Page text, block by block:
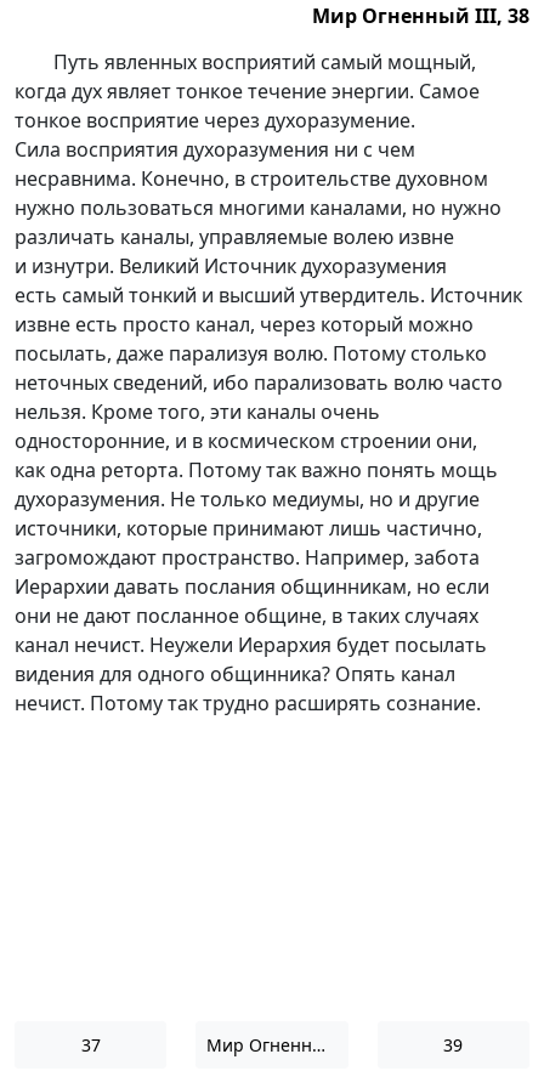
Мир Огненный III, 38
Мир Огненный III, 38.
Путь явленных восприятий самый мощный,
когда дух являет тонкое течение энергии. Самое
тонкое восприятие через духоразумение.
Сила восприятия духоразумения ни с чем
несравнима. Конечно, в строительстве духовном
нужно пользоваться многими каналами, но нужно
различать каналы, управляемые волею извне
и изнутри. Великий Источник духоразумения
есть самый тонкий и высший утвердитель. Источник
извне есть просто канал, через который можно
посылать, даже парализуя волю. Потому столько
неточных сведений, ибо парализовать волю часто
нельзя. Кроме того, эти каналы очень
односторонние, и в космическом строении они,
как одна реторта. Потому так важно понять мощь
духоразумения. Не только медиумы, но и другие
источники, которые принимают лишь частично,
загромождают пространство. Например, забота
Иерархии давать послания общинникам, но если
они не дают посланное общине, в таких случаях
канал нечист. Неужели Иерархия будет посылать
видения для одного общинника? Опять канал
нечист. Потому так трудно расширять сознание.
37 Мир Огненный III 39